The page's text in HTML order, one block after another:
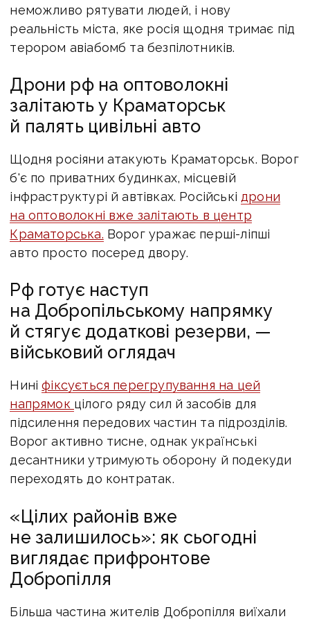
неможливо рятувати людей, і нову
реальність міста, яке росія щодня тримає під
терором авіабомб та безпілотників.
Дрони рф на оптоволокні
залітають у Краматорськ
й палять цивільні авто
Щодня росіяни атакують Краматорськ. Ворог
б'є по приватних будинках, місцевій
інфраструктурі й автівках. Російськідрони
на оптоволокні вже залітають в центр
Краматорська. Ворог уражає перші-ліпші
авто просто посеред двору.
Рф готує наступ
на Добропільському напрямку
й стягує додаткові резерви, —
військовий оглядач
Ниніфіксується перегрупування на цей
напрямок цілого ряду сил й засобів для
підсилення передових частин та підрозділів.
Ворог активно тисне, однак українські
десантники утримують оборону й подекуди
переходять до контратак.
«Цілих районів вже
не залишилось»: як сьогодні
виглядає прифронтове
Добропілля
Більша частина жителів Добропілля виїхали